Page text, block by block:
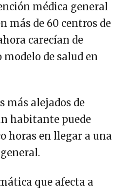
médica general
más de 60 centros de
carecían de
de salud en
más alejados de
habitante puede
horas en llegar a una
que afecta a